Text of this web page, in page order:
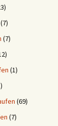
(7)
(7)
(1)
(69)
(7)